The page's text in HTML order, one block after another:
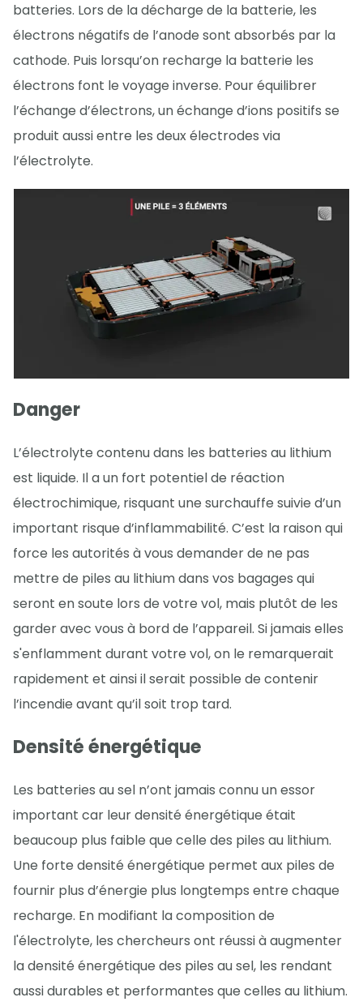
batteries. Lors de la décharge de la batterie, les
électrons négatifs de l’anode sont absorbés par la
cathode. Puis lorsqu’on recharge la batterie les
électrons font le voyage inverse. Pour équilibrer
l’échange d’électrons, un échange d’ions positifs se
produit aussi entre les deux électrodes via
l’électrolyte.
Danger
L’électrolyte contenu dans les batteries au lithium
est liquide. Il a un fort potentiel de réaction
électrochimique, risquant une surchauffe suivie d’un
important risque d’inflammabilité. C’est la raison qui
force les autorités à vous demander de ne pas
mettre de piles au lithium dans vos bagages qui
seront en soute lors de votre vol, mais plutôt de les
garder avec vous à bord de l’appareil. Si jamais elles
s'enflamment durant votre vol, on le remarquerait
rapidement et ainsi il serait possible de contenir
l’incendie avant qu’il soit trop tard.
Densité énergétique
Les batteries au sel n’ont jamais connu un essor
important car leur densité énergétique était
beaucoup plus faible que celle des piles au lithium.
Une forte densité énergétique permet aux piles de
fournir plus d’énergie plus longtemps entre chaque
recharge. En modifiant la composition de
l'électrolyte, les chercheurs ont réussi à augmenter
la densité énergétique des piles au sel, les rendant
aussi durables et performantes que celles au lithium.